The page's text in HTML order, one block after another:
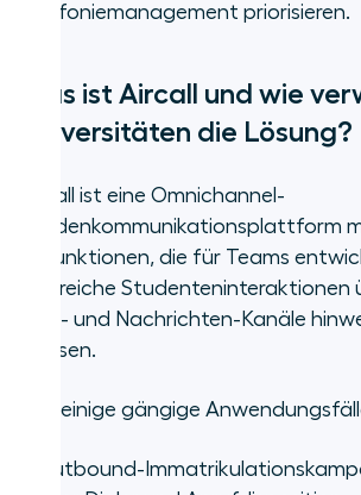
Telefoniemanagement priorisieren.
Was ist Aircall und wie
Universitäten die Lösung?
Aircall ist eine Omnichannel-
Kundenkommunikationsplattform
KI-Funktionen, die für Teams
zahlreiche Studenteninteraktionen
SMS- und Nachrichten-Kanäle
müssen.
Hier einige gängige
Outbound-